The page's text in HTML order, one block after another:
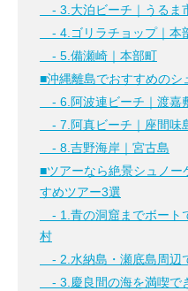
- 3.大泊ビーチ｜うるま
- 4.ゴリラチョップ｜本
- 5.備瀬崎｜本部町
■沖縄離島でおすすめのシ
- 6.阿波連ビーチ｜渡嘉
- 7.阿真ビーチ｜座間味
- 8.吉野海岸｜宮古島
■ツアーなら絶景シュノー
すめツアー3選
- 1.青の洞窟までボート
村
- 2.水納島・瀬底島周辺
- 3.慶良間の海を満喫で